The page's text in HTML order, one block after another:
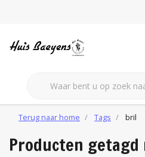
Terug naar home Tags bril
Producten